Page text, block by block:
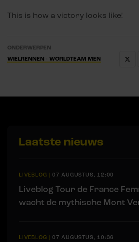
This is how a victory looks like!
ONDERWERPEN
WIELRENNEN - WORLDTEAM MEN
Laatste nieuws
LIVEBLOG | 07 AUGUSTUS, 12:00
Liveblog Tour de France
wacht de mythische Mont
LIVEBLOG | 07 AUGUSTUS, 10:36